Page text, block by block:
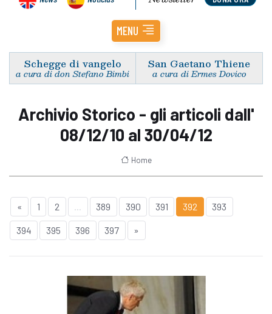
MENU
Schegge di vangelo
a cura di don Stefano Bimbi
San Gaetano Thiene
a cura di Ermes Dovico
Archivio Storico - gli articoli dall'
08/12/10 al 30/04/12
Home
« 1 2 389 390 391 392 393
394 395 396 397 »